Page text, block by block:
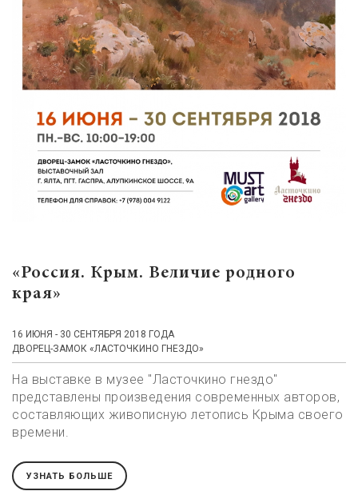
«Россия. Крым. Величие родного
края»
16 ИЮНЯ - 30 СЕНТЯБРЯ 2018 ГОДА
ДВОРЕЦ-ЗАМОК «ЛАСТОЧКИНО ГНЕЗДО»
На выставке в музее "Ласточкино гнездо"
представлены произведения современных авторов,
составляющих живописную летопись Крыма своего
времени.
УЗНАТЬ БОЛЬШЕ